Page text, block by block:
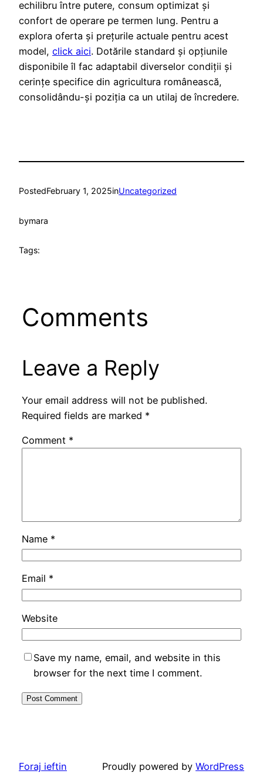
echilibru între putere, consum optimizat și
confort de operare pe termen lung. Pentru a
explora oferta și prețurile actuale pentru acest
model, click aici. Dotările standard și opțiunile
disponibile îl fac adaptabil diverselor condiții și
cerințe specifice din agricultura românească,
consolidându-și poziția ca un utilaj de încredere.
PostedFebruary 1, 2025inUncategorized
bymara
Tags:
Comments
Leave a Reply
Your email address will not be published.
Required fields are marked *
Comment *
Name *
Email *
Website
Save my name, email, and website in this
browser for the next time I comment.
Foraj ieftin Proudly powered by WordPress